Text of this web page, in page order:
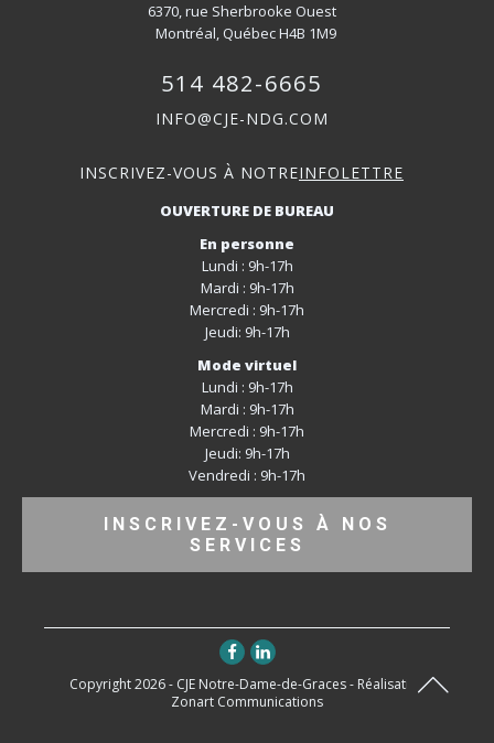
6370, rue Sherbrooke Ouest
Montréal, Québec H4B 1M9
514 482-6665
INFO@CJE-NDG.COM
INSCRIVEZ-VOUS À NOTREINFOLETTRE
OUVERTURE DE BUREAU
En personne
Lundi : 9h-17h
Mardi : 9h-17h
Mercredi : 9h-17h
Jeudi: 9h-17h
Mode virtuel
Lundi : 9h-17h
Mardi : 9h-17h
Mercredi : 9h-17h
Jeudi: 9h-17h
Vendredi : 9h-17h
INSCRIVEZ-VOUS À NOS
SERVICES
Copyright 2026 - CJE Notre-Dame-de-Graces - Réalisation
Zonart Communications